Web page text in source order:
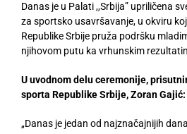
Danas je u Palati ,,Srbija” upriličena
za sportsko usavršavanje, u okviru
Republike Srbije pruža podršku
njihovom putu ka vrhunskim
U uvodnom delu ceremonije,
sporta Republike Srbije, Zoran Gajić:
„Danas je jedan od najznačajnijih